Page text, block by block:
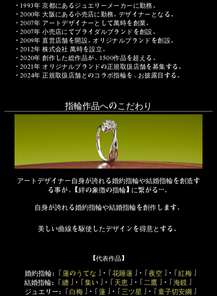
・1993年 京都にあるジュエリーメーカーに勤務。
・2000年 大阪にある小売店に勤務。デザイナーとなる。
・2007年 アートデザイナーとして萬時を創業。
・2007年 小売店にてブライダルブランドを創設。
・2009年 直営店舗を開設。オリジナルブランドを創設。
・2012年 株式会社 萬時を設立。
・2020年 創作した総作品が、1500作品を超える。
・2021年 オリジナルブランドの正規取扱店舗を募集する。
・2024年 正規取扱店舗とのコラボ指輪を、お披露目する。
指輪作品へのこだわり
アートデザイナー自身が誇れる婚約指輪や結婚指輪を創造す
る事が、【絆の象徴の指輪】に繋がる…。
自身が誇れる婚約指輪や結婚指輪を創作します。
美しい曲線を駆使したデザインを得意とする。
【代表作品】
婚約指輪：『蓮のうてな 』・『花睡蓮 』・『夜空 』・『紅梅 』
結婚指輪：『纏 』・『集い 』・『 天恵 』・『 二鷹 』・『海鏡 』
ジュエリー：『 白梅 』・『蓮 』・『 三ツ星 』・『童子切安綱 』